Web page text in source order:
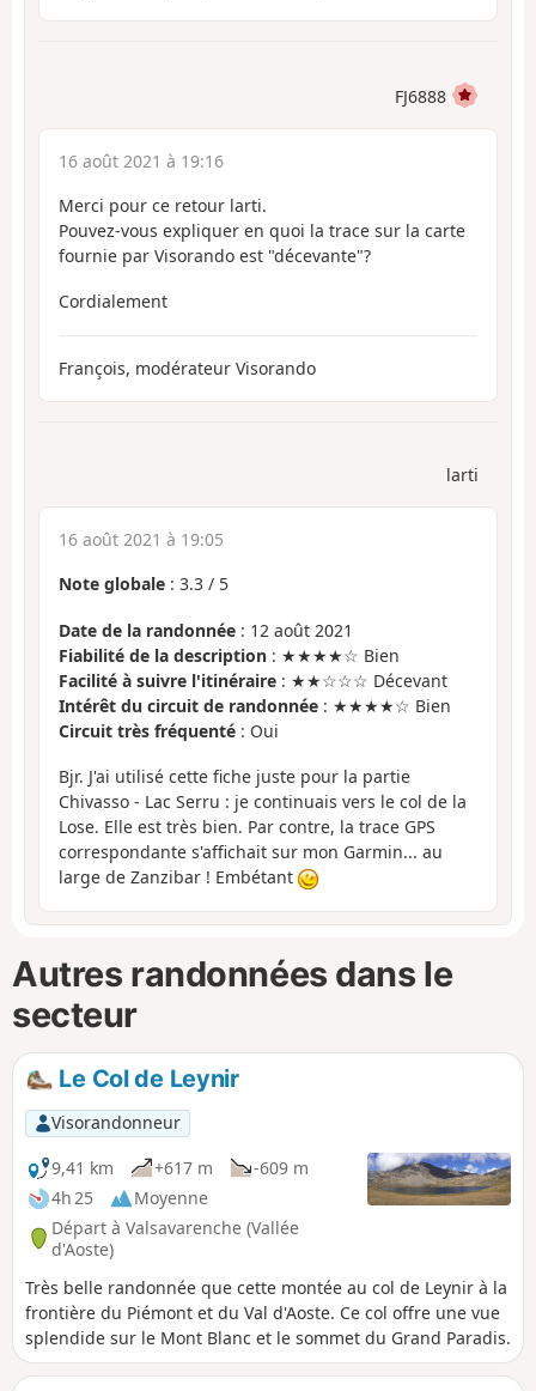
FJ6888
16 août 2021 à 19:16
Merci pour ce retour larti.
Pouvez-vous expliquer en quoi la trace sur la carte
fournie par Visorando est "décevante"?
Cordialement
François, modérateur Visorando
larti
16 août 2021 à 19:05
Note globale : 3.3 / 5
Date de la randonnée : 12 août 2021
Fiabilité de la description : ★★★★☆ Bien
Facilité à suivre l'itinéraire : ★★☆☆☆ Décevant
Intérêt du circuit de randonnée : ★★★★☆ Bien
Circuit très fréquenté : Oui
Bjr. J'ai utilisé cette fiche juste pour la partie
Chivasso - Lac Serru : je continuais vers le col de la
Lose. Elle est très bien. Par contre, la trace GPS
correspondante s'affichait sur mon Garmin... au
large de Zanzibar ! Embétant
Autres randonnées dans le
secteur
Le Col de Leynir
Visorandonneur
9,41 km
+617 m
-609 m
4h 25
Moyenne
Départ à Valsavarenche (Vallée
d'Aoste)
Très belle randonnée que cette montée au col de Leynir à la
frontière du Piémont et du Val d'Aoste. Ce col offre une vue
splendide sur le Mont Blanc et le sommet du Grand Paradis.